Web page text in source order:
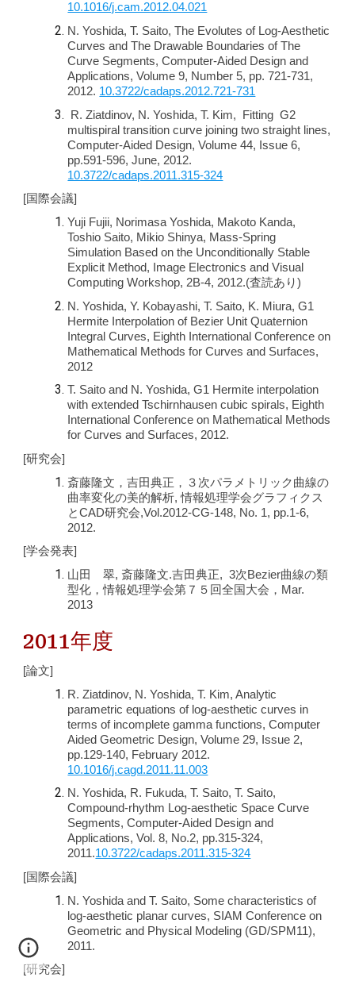
10.1016/j.cam.2012.04.021
N. Yoshida, T. Saito, The Evolutes of Log-Aesthetic
Curves and The Drawable Boundaries of The
Curve Segments, Computer-Aided Design and
Applications, Volume 9, Number 5, pp. 721-731,
2012. 10.3722/cadaps.2012.721-731
R. Ziatdinov, N. Yoshida, T. Kim, Fitting G2
multispiral transition curve joining two straight lines,
Computer-Aided Design, Volume 44, Issue 6,
pp.591-596, June, 2012.
10.3722/cadaps.2011.315-324
[国際会議]
Yuji Fujii, Norimasa Yoshida, Makoto Kanda,
Toshio Saito, Mikio Shinya, Mass-Spring
Simulation Based on the Unconditionally Stable
Explicit Method, Image Electronics and Visual
Computing Workshop, 2B-4, 2012.(査読あり)
N. Yoshida, Y. Kobayashi, T. Saito, K. Miura, G1
Hermite Interpolation of Bezier Unit Quaternion
Integral Curves, Eighth International Conference on
Mathematical Methods for Curves and Surfaces,
2012
T. Saito and N. Yoshida, G1 Hermite interpolation
with extended Tschirnhausen cubic spirals, Eighth
International Conference on Mathematical Methods
for Curves and Surfaces, 2012.
[研究会]
斎藤隆文，吉田典正，３次パラメトリック曲線の
曲率変化の美的解析, 情報処理学会グラフィクス
とCAD研究会,Vol.2012-CG-148, No. 1, pp.1-6,
2012.
[学会発表]
山田 翠, 斎藤隆文.吉田典正, 3次Bezier曲線の類
型化，情報処理学会第７５回全国大会，Mar.
2013
2011年度
[論文]
R. Ziatdinov, N. Yoshida, T. Kim, Analytic
parametric equations of log-aesthetic curves in
terms of incomplete gamma functions, Computer
Aided Geometric Design, Volume 29, Issue 2,
pp.129-140, February 2012.
10.1016/j.cagd.2011.11.003
N. Yoshida, R. Fukuda, T. Saito, T. Saito,
Compound-rhythm Log-aesthetic Space Curve
Segments, Computer-Aided Design and
Applications, Vol. 8, No.2, pp.315-324,
2011.10.3722/cadaps.2011.315-324
[国際会議]
N. Yoshida and T. Saito, Some characteristics of
log-aesthetic planar curves, SIAM Conference on
Geometric and Physical Modeling (GD/SPM11),
2011.
[研究会]